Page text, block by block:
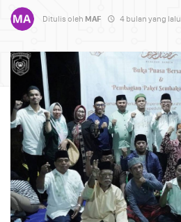
Ditulis oleh MAF 4 bulan yang lalu